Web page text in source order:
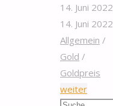
14. Juni 2022
14. Juni 2022
Allgemein /
Gold /
Goldpreis
weiter"EZB